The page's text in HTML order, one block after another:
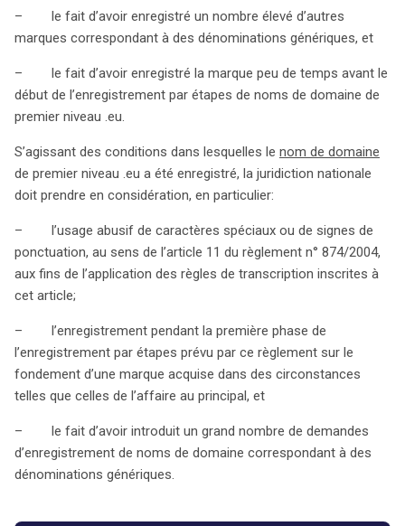
– le fait d’avoir enregistré un nombre élevé d’autres
marques correspondant à des dénominations génériques, et
– le fait d’avoir enregistré la marque peu de temps avant le
début de l’enregistrement par étapes de noms de domaine de
premier niveau .eu.
S’agissant des conditions dans lesquelles le nom de domaine
de premier niveau .eu a été enregistré, la juridiction nationale
doit prendre en considération, en particulier:
– l’usage abusif de caractères spéciaux ou de signes de
ponctuation, au sens de l’article 11 du règlement n° 874/2004,
aux fins de l’application des règles de transcription inscrites à
cet article;
– l’enregistrement pendant la première phase de
l’enregistrement par étapes prévu par ce règlement sur le
fondement d’une marque acquise dans des circonstances
telles que celles de l’affaire au principal, et
– le fait d’avoir introduit un grand nombre de demandes
d’enregistrement de noms de domaine correspondant à des
dénominations génériques.